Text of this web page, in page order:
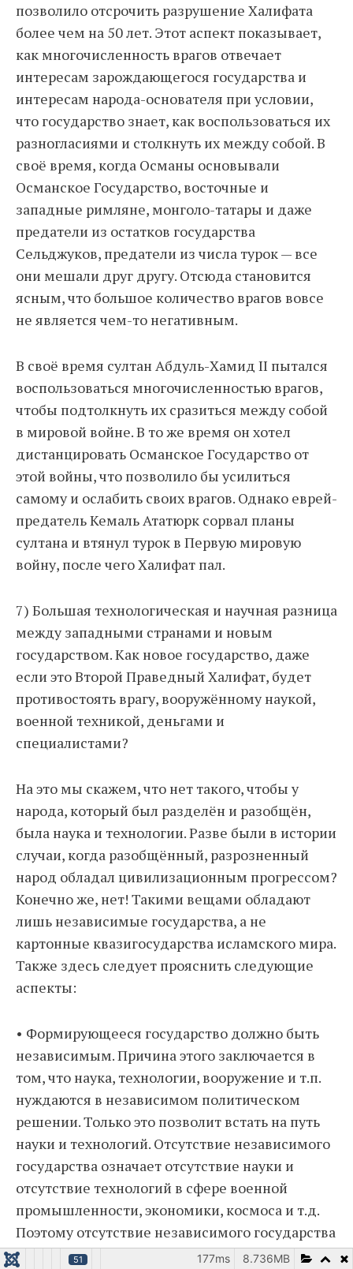
позволило отсрочить разрушение Халифата
более чем на 50 лет. Этот аспект показывает,
как многочисленность врагов отвечает
интересам зарождающегося государства и
интересам народа-основателя при условии,
что государство знает, как воспользоваться их
разногласиями и столкнуть их между собой. В
своё время, когда Османы основывали
Османское Государство, восточные и
западные римляне, монголо-татары и даже
предатели из остатков государства
Сельджуков, предатели из числа турок — все
они мешали друг другу. Отсюда становится
ясным, что большое количество врагов вовсе
не является чем-то негативным.
В своё время султан Абдуль-Хамид II пытался
воспользоваться многочисленностью врагов,
чтобы подтолкнуть их сразиться между собой
в мировой войне. В то же время он хотел
дистанцировать Османское Государство от
этой войны, что позволило бы усилиться
самому и ослабить своих врагов. Однако еврей-
предатель Кемаль Ататюрк сорвал планы
султана и втянул турок в Первую мировую
войну, после чего Халифат пал.
7) Большая технологическая и научная разница
между западными странами и новым
государством. Как новое государство, даже
если это Второй Праведный Халифат, будет
противостоять врагу, вооружённому наукой,
военной техникой, деньгами и
специалистами?
На это мы скажем, что нет такого, чтобы у
народа, который был разделён и разобщён,
была наука и технологии. Разве были в истории
случаи, когда разобщённый, разрозненный
народ обладал цивилизационным прогрессом?
Конечно же, нет! Такими вещами обладают
лишь независимые государства, а не
картонные квазигосударства исламского мира.
Также здесь следует прояснить следующие
аспекты:
• Формирующееся государство должно быть
независимым. Причина этого заключается в
том, что наука, технологии, вооружение и т.п.
нуждаются в независимом политическом
решении. Только это позволит встать на путь
науки и технологий. Отсутствие независимого
государства означает отсутствие науки и
отсутствие технологий в сфере военной
промышленности, экономики, космоса и т.д.
Поэтому отсутствие независимого государства
означает слабость и отсталость, но никак не
51 8.736MB
177ms